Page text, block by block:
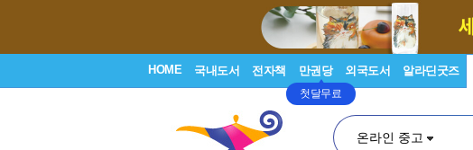
HOME 국내도서 전자책 만권당
첫달무료
외국도서 알라딘굿즈
온라인 중고